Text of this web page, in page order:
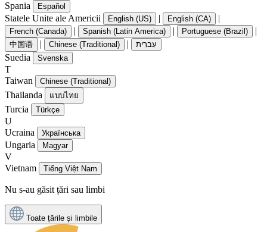
Spania Español
Statele Unite ale Americii English (US) | English (CA) |
French (Canada) | Spanish (Latin America) | Portuguese (Brazil) |
中国语 | Chinese (Traditional) | עִברִית
Suedia Svenska
T
Taiwan
Chinese (Traditional)
Thailanda แบบไทย
Turcia Türkçe
U
Ucraina
Українська
Ungaria Magyar
V
Vietnam
Tiếng Việt Nam
Nu s-au găsit țări sau limbi
Toate țările și limbile